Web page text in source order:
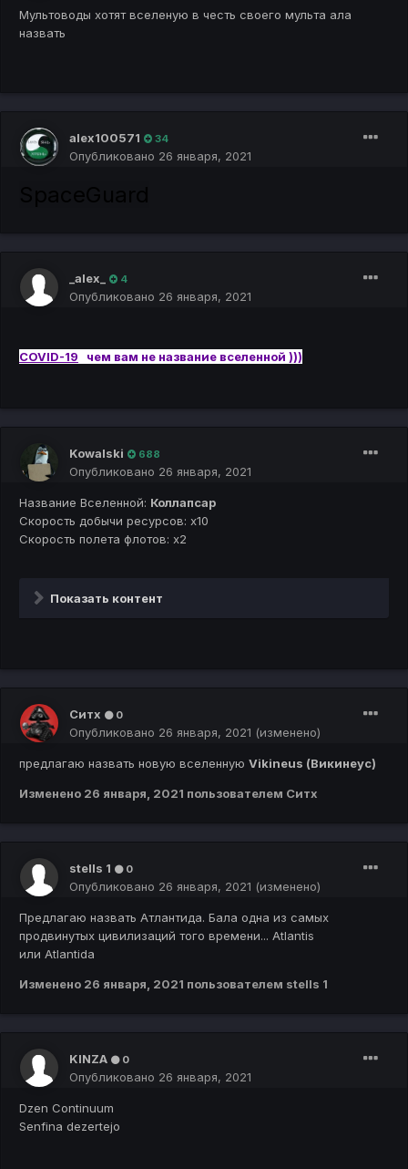
Мультоводы хотят вселеную в честь своего мульта ала
назвать
alex100571 34
Опубликовано 26 января, 2021
_alex_ 4
Опубликовано 26 января, 2021
COVID-19 чем вам не название вселенной )))
Kowalski 688
Опубликовано 26 января, 2021
Название Вселенной: Коллапсар
Скорость добычи ресурсов: х10
Скорость полета флотов: х2
Показать контент
Ситх 0
Опубликовано 26 января, 2021 (изменено)
предлагаю назвать новую вселенную Vikineus (Викинеус)
Изменено 26 января, 2021 пользователем Ситх
stells 1 0
Опубликовано 26 января, 2021 (изменено)
Предлагаю назвать Атлантида. Бала одна из самых
продвинутых цивилизаций того времени... Atlantis
или Atlantida
Изменено 26 января, 2021 пользователем stells 1
KINZA 0
Опубликовано 26 января, 2021
Dzen Continuum
Senfina dezertejo